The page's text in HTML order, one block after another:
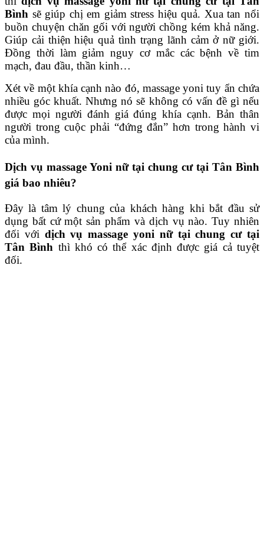
Bình sẽ giúp chị em giảm stress hiệu quả. Xua tan nổi
buồn chuyện chăn gối với người chồng kém khả năng.
Giúp cải thiện hiệu quả tình trạng lãnh cảm ở nữ giới.
Đồng thời làm giảm nguy cơ mắc các bệnh về tim
mạch, đau đầu, thần kinh…
Xét về một khía cạnh nào đó, massage yoni tuy ẩn chứa
nhiều góc khuất. Nhưng nó sẽ không có vấn đề gì nếu
được mọi người đánh giá đúng khía cạnh. Bản thân
người trong cuộc phải “đứng đắn” hơn trong hành vi
của mình.
Dịch vụ massage Yoni nữ tại chung cư tại Tân Bình
giá bao nhiêu?
Đây là tâm lý chung của khách hàng khi bắt đầu sử
dụng bất cứ một sản phẩm và dịch vụ nào. Tuy nhiên
đối với dịch vụ massage yoni nữ tại chung cư tại
Tân Bình thì khó có thể xác định được giá cả tuyệt
đối.